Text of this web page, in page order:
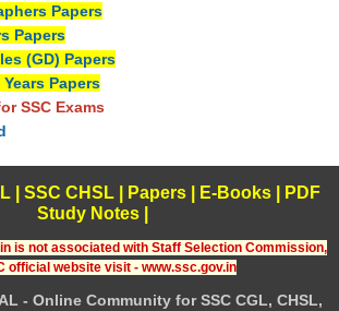
Papers
Papers
(GD) Papers
Years Papers
SSC Exams
| SSC CHSL| Papers| E-Books
PDF
Study Notes
is not associated with Staff Selection Commission,
official website visit - www.ssc.gov.in
- Online Community for SSC CGL, CHSL,